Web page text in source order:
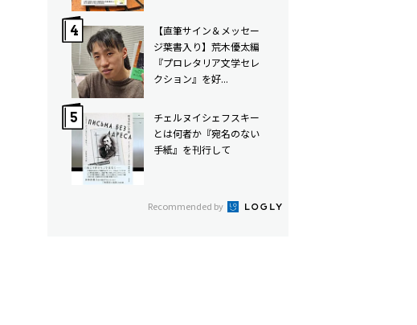
【直筆サイン＆メッセー
ジ葉書入り】荒木優太編
『プロレタリア文学セレ
クション』を好...
チェルヌイシェフスキー
とは何者か――『宛名のない
手紙』を刊行して
Recommended by